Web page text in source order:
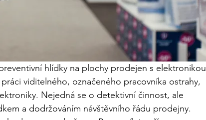
hlídky na plochy prodejen s elektronikou
viditelného, označeného pracovníka ostrahy,
Nejedná se o detektivní činnost, ale
a dodržováním návštěvního řádu prodejny.